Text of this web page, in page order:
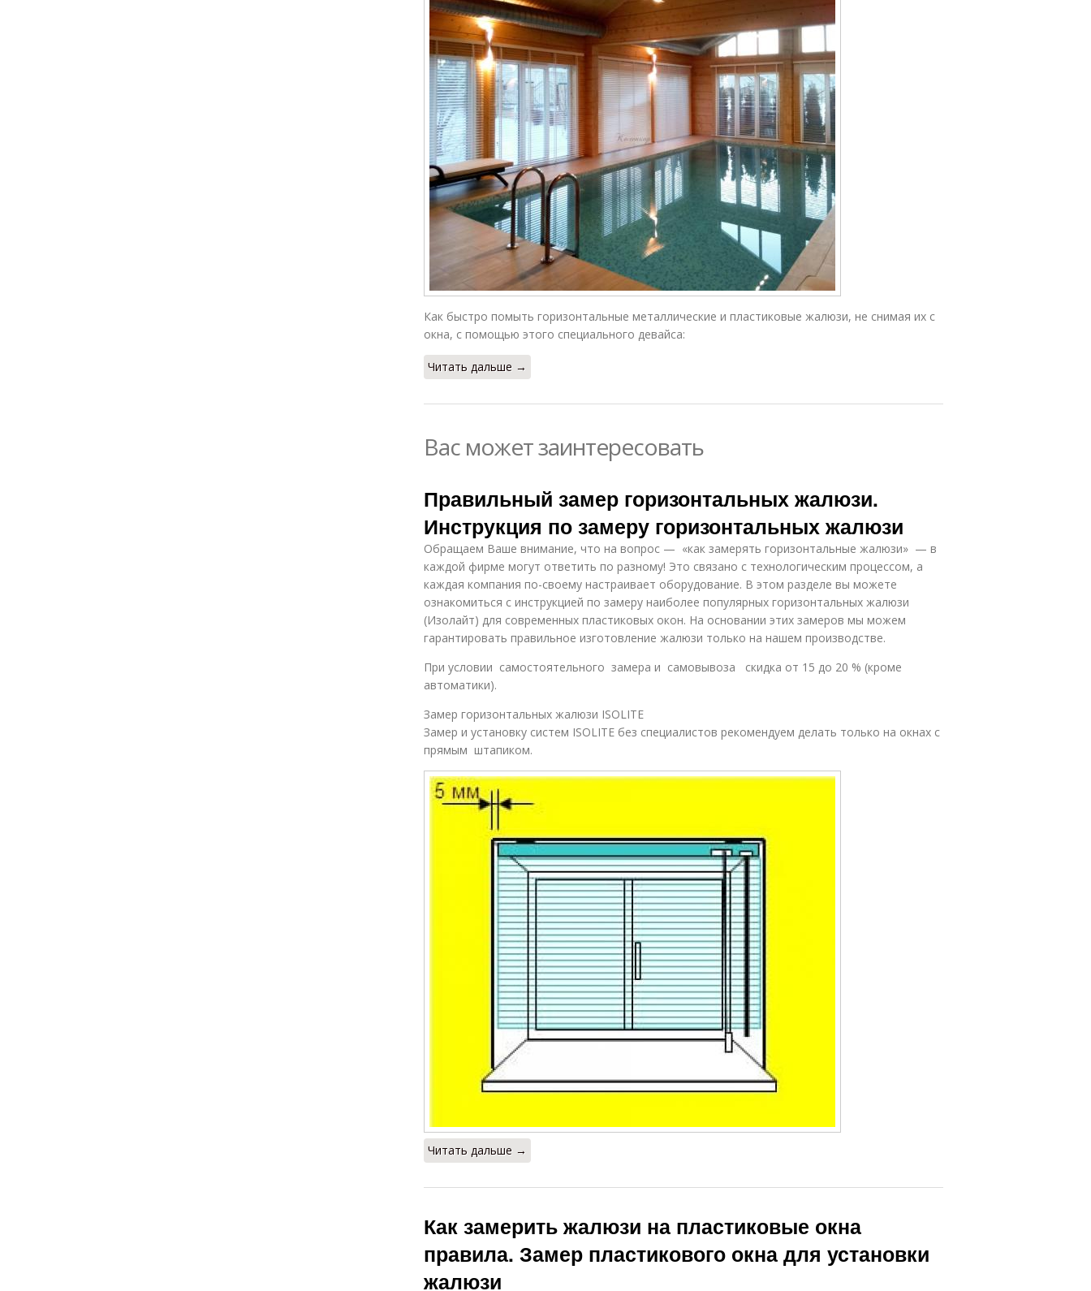
Как быстро помыть горизонтальные металлические и пластиковые жалюзи, не снимая их с
окна, с помощью этого специального девайса:
Читать дальше →
Вас может заинтересовать
Правильный замер горизонтальных жалюзи.
Инструкция по замеру горизонтальных жалюзи
Обращаем Ваше внимание, что на вопрос — «как замерять горизонтальные жалюзи» — в
каждой фирме могут ответить по разному! Это связано с технологическим процессом, а
каждая компания по-своему настраивает оборудование. В этом разделе вы можете
ознакомиться с инструкцией по замеру наиболее популярных горизонтальных жалюзи
(Изолайт) для современных пластиковых окон. На основании этих замеров мы можем
гарантировать правильное изготовление жалюзи только на нашем производстве.
При условии самостоятельного замера и самовывоза скидка от 15 до 20 % (кроме
автоматики).
Замер горизонтальных жалюзи ISOLITE
Замер и установку систем ISOLITE без специалистов рекомендуем делать только на окнах с
прямым штапиком.
Читать дальше →
Как замерить жалюзи на пластиковые окна
правила. Замер пластикового окна для установки
жалюзи